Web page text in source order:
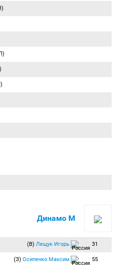
Динамо М
(В) Лещук Игорь 31
(З) Осипенко Максим 55